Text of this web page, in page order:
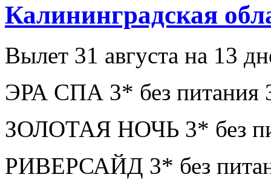
Калининградская
Вылет 31 августа на 13
ЭРА СПА 3* без питания
ЗОЛОТАЯ НОЧЬ 3* без
РИВЕРСАЙД 3* без